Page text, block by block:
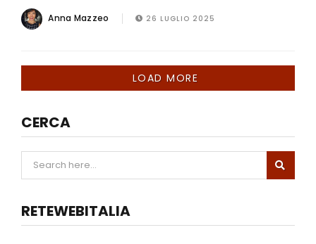
Anna Mazzeo 26 LUGLIO 2025
LOAD MORE
CERCA
RETEWEBITALIA